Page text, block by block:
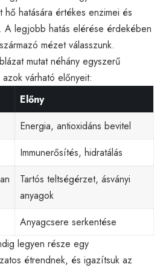
hő hatására értékes enzimei és
A legjobb hatás elérése érdekében
mézet válasszunk.
mutat néhány egyszerű
várható előnyeit:
Előny
Energia, antioxidáns bevitel
Immunerősítés, hidratálás
Tartós teltségérzet, ásványi
anyagok
Anyagcsere serkentése
legyen része egy
étrendnek, és igazítsuk az